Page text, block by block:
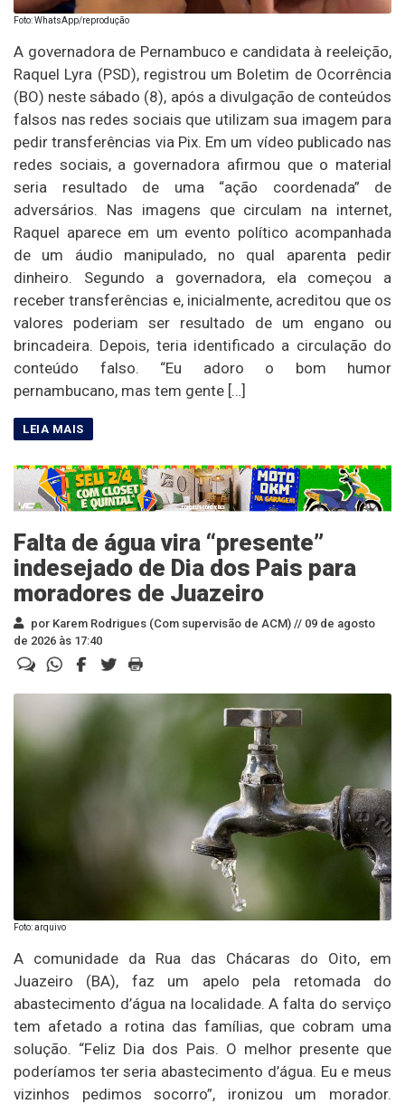
Foto: WhatsApp/reprodução
A governadora de Pernambuco e candidata à reeleição,
Raquel Lyra (PSD), registrou um Boletim de Ocorrência
(BO) neste sábado (8), após a divulgação de conteúdos
falsos nas redes sociais que utilizam sua imagem para
pedir transferências via Pix. Em um vídeo publicado nas
redes sociais, a governadora afirmou que o material
seria resultado de uma “ação coordenada” de
adversários. Nas imagens que circulam na internet,
Raquel aparece em um evento político acompanhada
de um áudio manipulado, no qual aparenta pedir
dinheiro. Segundo a governadora, ela começou a
receber transferências e, inicialmente, acreditou que os
valores poderiam ser resultado de um engano ou
brincadeira. Depois, teria identificado a circulação do
conteúdo falso. “Eu adoro o bom humor
pernambucano, mas tem gente […]
Falta de água vira “presente”
indesejado de Dia dos Pais para
moradores de Juazeiro
por Karem Rodrigues (Com supervisão de ACM) // 09 de agosto
de 2026 às 17:40
Foto: arquivo
A comunidade da Rua das Chácaras do Oito, em
Juazeiro (BA), faz um apelo pela retomada do
abastecimento d’água na localidade. A falta do serviço
tem afetado a rotina das famílias, que cobram uma
solução. “Feliz Dia dos Pais. O melhor presente que
poderíamos ter seria abastecimento d’água. Eu e meus
vizinhos pedimos socorro”, ironizou um morador.